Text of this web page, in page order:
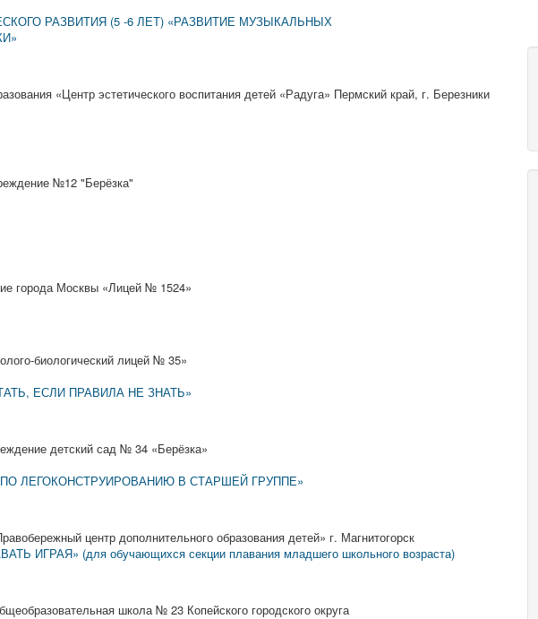
РАЗВИТИЯ (5 -6 ЛЕТ) «РАЗВИТИЕ МУЗЫКАЛЬНЫХ
«Центр эстетического воспитания детей «Радуга» Пермский край, г. Березники
№12 "Берёзка"
города Москвы «Лицей № 1524»
биологический лицей № 35»
ЕСЛИ ПРАВИЛА НЕ ЗНАТЬ»
детский сад № 34 «Берёзка»
ЛЕГОКОНСТРУИРОВАНИЮ В СТАРШЕЙ ГРУППЕ»
центр дополнительного образования детей» г. Магнитогорск
(для обучающихся секции плавания младшего школьного возраста)
школа № 23 Копейского городского округа